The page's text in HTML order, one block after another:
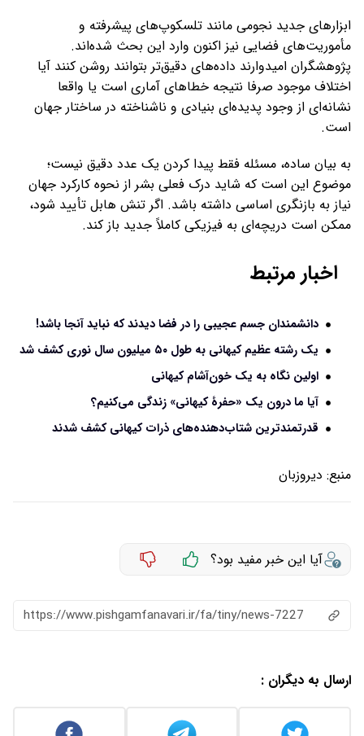
ابزارهای جدید نجومی مانند تلسکوپ‌های پیشرفته و
مأموریت‌های فضایی نیز اکنون وارد این بحث شده‌اند.
پژوهشگران امیدوارند داده‌های دقیق‌تر بتوانند روشن کنند آیا
اختلاف موجود صرفا نتیجه خطاهای آماری است یا واقعا
نشانه‌ای از وجود پدیده‌ای بنیادی و ناشناخته در ساختار جهان
است.
به بیان ساده، مسئله فقط پیدا کردن یک عدد دقیق نیست؛
موضوع این است که شاید درک فعلی بشر از نحوه کارکرد جهان
نیاز به بازنگری اساسی داشته باشد. اگر تنش هابل تأیید شود،
ممکن است دریچه‌ای به فیزیکی کاملاً جدید باز کند.
اخبار مرتبط
دانشمندان جسم عجیبی را در فضا دیدند که نباید آنجا باشد!
یک رشته عظیم کیهانی به طول ۵۰ میلیون سال نوری کشف شد
اولین نگاه به یک خون‌آشام کیهانی
آیا ما درون یک «حفرۀ کیهانی» زندگی می‌کنیم؟
قدرتمندترین شتاب‌دهنده‌های ذرات کیهانی کشف شدند
منبع: دیروزبان
آیا این خبر مفید بود؟
https://www.pishgamfanavari.ir/fa/tiny/news-7227
ارسال به دیگران :